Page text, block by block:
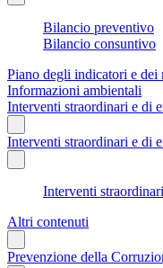
Bilancio preventivo
Bilancio consuntivo
Piano degli indicatori e
Informazioni ambientali
Interventi straordinari e di
Interventi straordinari e di
Interventi
Altri contenuti
Prevenzione della